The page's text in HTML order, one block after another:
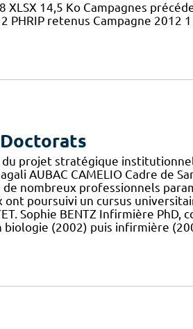
14,5 Ko Campagnes
PHRIP retenus Campagne 2012
projet stratégique
AUBAC CAMELIO Cadre de
nombreux professionnels
ont poursuivi un cursus
Sophie BENTZ Infirmière
(2002) puis infirmière